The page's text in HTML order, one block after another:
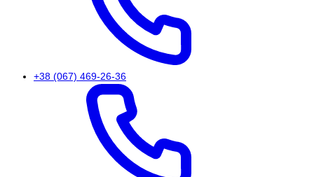
+38 (067) 469-26-36